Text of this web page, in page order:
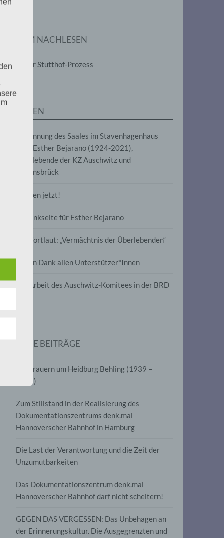
ZUM NACHLESEN
Der Stutthof-Prozess
SEITEN
Benennung des Saales im Stavenhagenhaus
nach Esther Bejarano (1924-2021),
Überlebende der KZ Auschwitz und
Ravensbrück
Frieden jetzt!
Gedenkseite für Esther Bejarano
Im Wortlaut: „Vermächtnis der Überlebenden“
Vielen Dank allen Unterstützer*Innen
Zur Arbeit des Auschwitz-Komitees in der BRD
NEUE BEITRÄGE
Wir trauern um Heidburg Behling (1939 –
2026)
Zum Stillstand in der Realisierung des
Dokumentationszentrums denk.mal
Hannoverscher Bahnhof in Hamburg
Die Last der Verantwortung und die Zeit der
Unzumutbarkeiten
Das Dokumentationszentrum denk.mal
Hannoverscher Bahnhof darf nicht scheitern!
GEGEN DAS VERGESSEN: Das Unbehagen an
der Erinnerungskultur. Die Ausgegrenzten und